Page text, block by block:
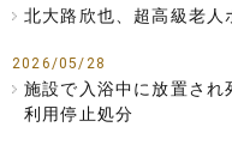
北大路欣也、超高級老人
2026/05/28
施設で入浴中に放置され
利用停止処分